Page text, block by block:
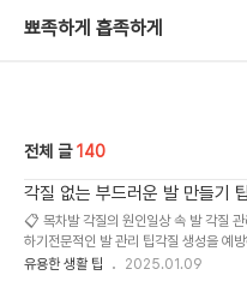
뾰족하게 흡족하게
전체 글 140
각질 없는 부드러운 발 만들기 팁
📋 목차발 각질의 원인일상 속 발 각질
하기전문적인 발 관리 팁각질 생성을 예
FAQ발의 각질은 피부가 마르고 압박을
유용한 생활 팁 2025.01.09